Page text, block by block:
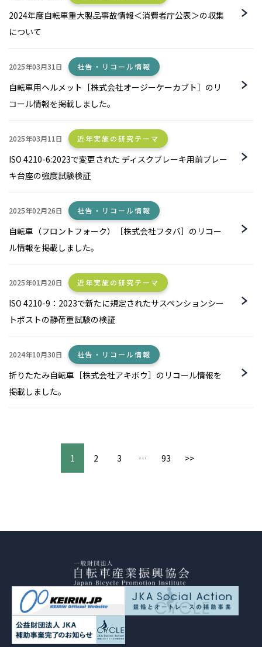
2024年度自転車重大製品事故情報＜消費者庁公表＞の収集
について
2025年03月31日 社告・リコール情報
自転車用ヘルメット［株式会社オージーケーカブト］のリ
コール情報を掲載しました。
2025年03月11日 近年実施の研究テーマ
ISO 4210-6:2023で変更された ディスクブレーキ用前ブレー
キ台座の強度試験検証
2025年02月26日 社告・リコール情報
自転車（フロントフォーク）［株式会社フタバ］のリコー
ル情報を掲載しました。
2025年01月20日 近年実施の研究テーマ
ISO 4210-9：2023で新たに規定されたサスペンションシー
トポストの静荷重試験の検証
2024年10月30日 社告・リコール情報
折りたたみ自転車［株式会社アキボウ］のリコール情報を
掲載しました。
1 2 3 … 93 >>